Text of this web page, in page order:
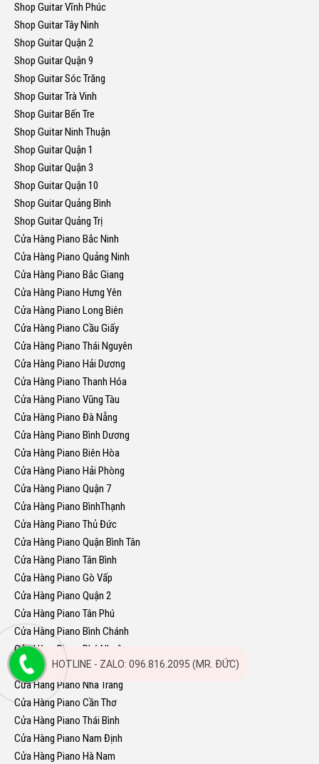
Shop Guitar Vĩnh Phúc
Shop Guitar Tây Ninh
Shop Guitar Quận 2
Shop Guitar Quận 9
Shop Guitar Sóc Trăng
Shop Guitar Trà Vinh
Shop Guitar Bến Tre
Shop Guitar Ninh Thuận
Shop Guitar Quận 1
Shop Guitar Quận 3
Shop Guitar Quận 10
Shop Guitar Quảng Bình
Shop Guitar Quảng Trị
Cửa Hàng Piano Bắc Ninh
Cửa Hàng Piano Quảng Ninh
Cửa Hàng Piano Bắc Giang
Cửa Hàng Piano Hưng Yên
Cửa Hàng Piano Long Biên
Cửa Hàng Piano Cầu Giấy
Cửa Hàng Piano Thái Nguyên
Cửa Hàng Piano Hải Dương
Cửa Hàng Piano Thanh Hóa
Cửa Hàng Piano Vũng Tàu
Cửa Hàng Piano Đà Nẵng
Cửa Hàng Piano Bình Dương
Cửa Hàng Piano Biên Hòa
Cửa Hàng Piano Hải Phòng
Cửa Hàng Piano Quận 7
Cửa Hàng Piano BìnhThạnh
Cửa Hàng Piano Thủ Đức
Cửa Hàng Piano Quận Bình Tân
Cửa Hàng Piano Tân Bình
Cửa Hàng Piano Gò Vấp
Cửa Hàng Piano Quận 2
Cửa Hàng Piano Tân Phú
Cửa Hàng Piano Bình Chánh
Cửa Hàng Piano Phú Nhuận
Cửa Hàng Piano Quy Nhơn
Cửa Hàng Piano Nha Trang
Cửa Hàng Piano Cần Thơ
Cửa Hàng Piano Thái Bình
Cửa Hàng Piano Nam Định
Cửa Hàng Piano Hà Nam
HOTLINE - ZALO: 096.816.2095 (MR. ĐỨC)